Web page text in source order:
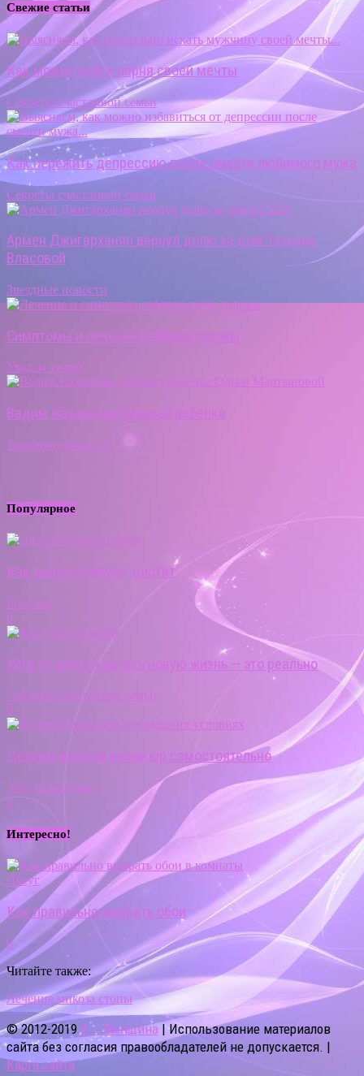
Свежие статьи
Как можно найти парня своей мечты
Секреты счастливой семьи
Как пережить депрессию после смерти любимого мужа
Секреты счастливой семьи
Армен Джигарханян вернул долю за дом Татьяне
Власовой
Звездные новости
Симптомы и лечение себореи головы
Уход за телом
Вадим Казаченко признал ребенка
Звездные новости
Популярное
Как диагностируют цистит
Болезни
0
Уйти от мужа и начать новую жизнь — это реально
Секреты счастливой семьи
0
Делаем водный маникюр самостоятельно
Уход за ногтями
0
Интересно!
Досуг
Как правильно выбрать обои
0
Читайте также:
Лечение микоза стопы
© 2012-2019Я — Женщина | Использование материалов
сайта без согласия правообладателей не допускается. |
Карта сайта